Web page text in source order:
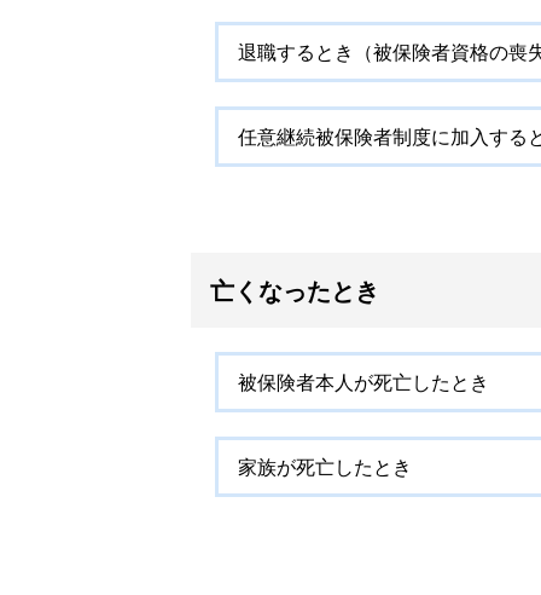
退職するとき（被保険者資格の喪
任意継続被保険者制度に加入する
亡くなったとき
被保険者本人が死亡したとき
家族が死亡したとき